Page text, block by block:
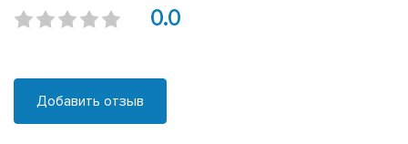
0.0
Добавить отзыв